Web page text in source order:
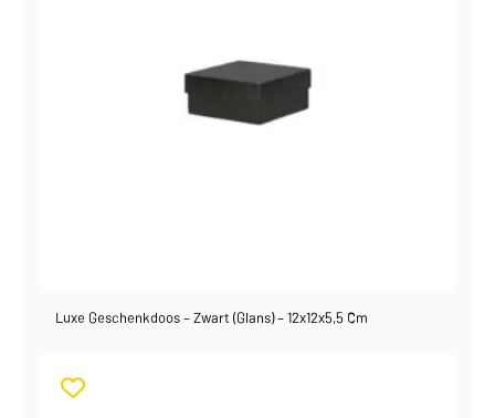
Luxe Geschenkdoos – Zwart (glans) – 12x12x5,5 Cm